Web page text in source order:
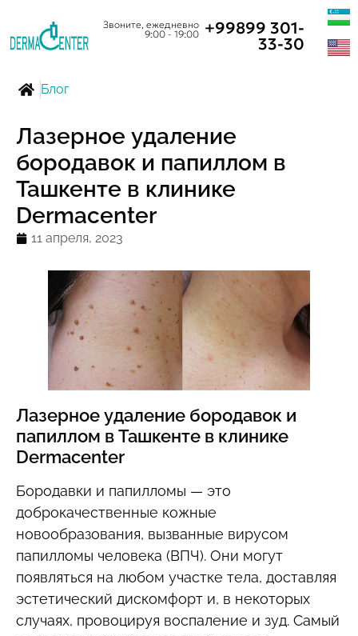
Звоните, ежедневно
9:00 - 19:00 +99899 301-
33-30
Блог
Лазерное удаление
бородавок и папиллом в
Ташкенте в клинике
Dermacenter
11 апреля, 2023
Лазерное удаление бородавок и
папиллом в Ташкенте в клинике
Dermacenter
Бородавки и папилломы — это
доброкачественные кожные
новообразования, вызванные вирусом
папилломы человека (ВПЧ). Они могут
появляться на любом участке тела, доставляя
эстетический дискомфорт и, в некоторых
случаях, провоцируя воспаление и зуд. Самый